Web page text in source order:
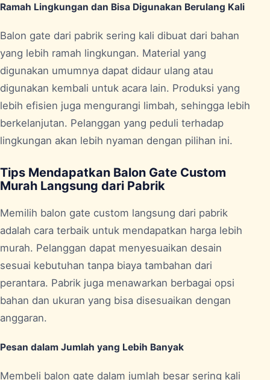
Ramah Lingkungan dan Bisa Digunakan Berulang Kali
Balon gate dari pabrik sering kali dibuat dari bahan
yang lebih ramah lingkungan. Material yang
digunakan umumnya dapat didaur ulang atau
digunakan kembali untuk acara lain. Produksi yang
lebih efisien juga mengurangi limbah, sehingga lebih
berkelanjutan. Pelanggan yang peduli terhadap
lingkungan akan lebih nyaman dengan pilihan ini.
Tips Mendapatkan Balon Gate Custom
Murah Langsung dari Pabrik
Memilih balon gate custom langsung dari pabrik
adalah cara terbaik untuk mendapatkan harga lebih
murah. Pelanggan dapat menyesuaikan desain
sesuai kebutuhan tanpa biaya tambahan dari
perantara. Pabrik juga menawarkan berbagai opsi
bahan dan ukuran yang bisa disesuaikan dengan
anggaran.
Pesan dalam Jumlah yang Lebih Banyak
Membeli balon gate dalam jumlah besar sering kali